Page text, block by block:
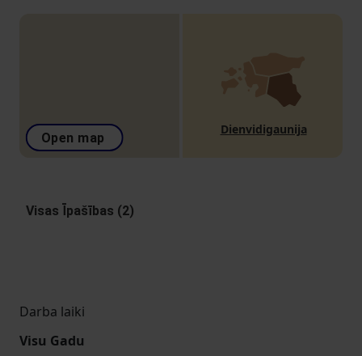
Open map
Dienvidigaunija
Visas Īpašības (2)
Darba laiki
Visu Gadu